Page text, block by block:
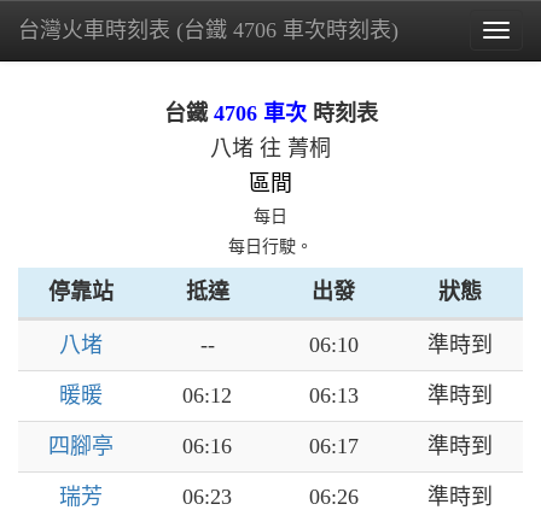
台灣火車時刻表 (台鐵 4706 車次時刻表)
台鐵4706 車次時刻表
八堵 往 菁桐
區間
每日
每日行駛。
停靠站 抵達 出發 狀態
八堵 -- 06:10 準時到
暖暖 06:12 06:13 準時到
四腳亭 06:16 06:17 準時到
瑞芳 06:23 06:26 準時到